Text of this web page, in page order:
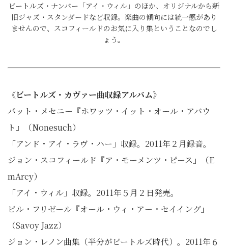
ビートルズ・ナンバー「アイ・ウィル」のほか、オリジナルから新
旧ジャズ・スタンダードなど収録。楽曲の傾向には統一感があり
ませんので、スコフィールドのお気に入り集ということなのでし
ょう。
《ビートルズ・カヴァー曲収録アルバム》
パット・メセニー『ホワッツ・イット・オール・アバウ
ト』（Nonesuch）
「アンド・アイ・ラヴ・ハー」収録。2011年２月録音。
ジョン・スコフィールド『ア・モーメンツ・ピース』（E
mArcy）
「アイ・ウィル」収録。2011年５月２日発売。
ビル・フリゼール『オール・ウィ・アー・セイイング』
（Savoy Jazz）
ジョン・レノン曲集（半分がビートルズ時代）。2011年６